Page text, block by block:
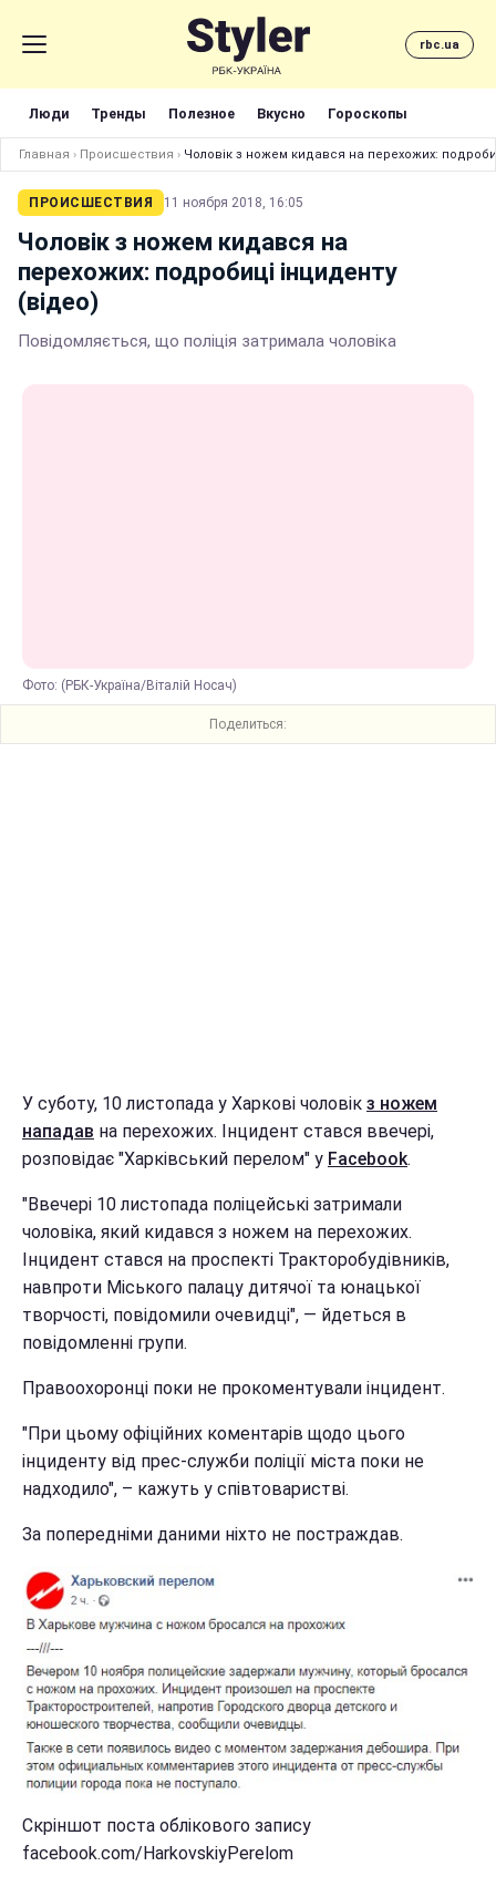
rbc.ua
Люди Тренды Полезное Вкусно Гороскопы
Главная › Происшествия › Чоловік з ножем кидався на перехожих:
ПРОИСШЕСТВИЯ 11 ноября 2018, 16:05
Чоловік з ножем кидався на
перехожих: подробиці інциденту
(відео)
Повідомляється, що поліція затримала чоловіка
Фото: (РБК-Україна/Віталій Носач)
Поделиться:
У суботу, 10 листопада у Харкові чоловік з ножем
нападав на перехожих. Інцидент стався ввечері,
розповідає "Харківський перелом" у Facebook.
"Ввечері 10 листопада поліцейські затримали
чоловіка, який кидався з ножем на перехожих.
Інцидент стався на проспекті Тракторобудівників,
навпроти Міського палацу дитячої та юнацької
творчості, повідомили очевидці", — йдеться в
повідомленні групи.
Правоохоронці поки не прокоментували інцидент.
"При цьому офіційних коментарів щодо цього
інциденту від прес-служби поліції міста поки не
надходило", – кажуть у співтоваристві.
За попередніми даними ніхто не постраждав.
Скріншот поста облікового запису
facebook.com/HarkovskiyPerelom